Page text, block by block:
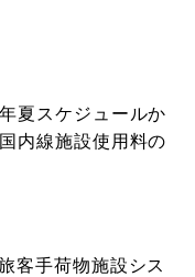
夏スケジュールか
内線施設使用料の
客手荷物施設シス